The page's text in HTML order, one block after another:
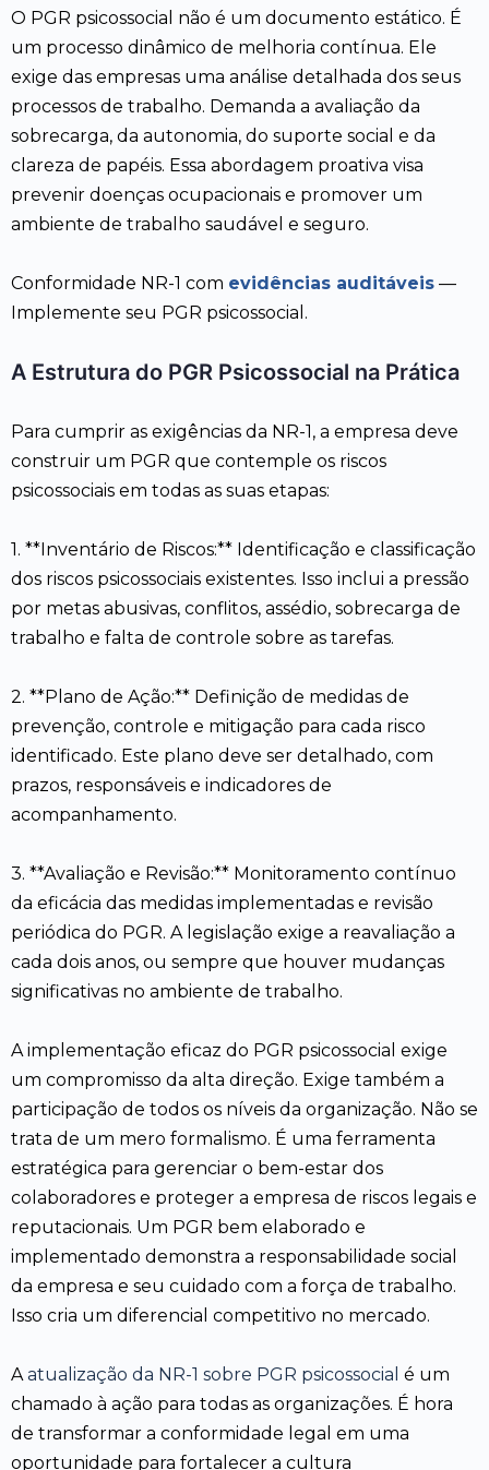
O PGR psicossocial não é um documento estático. É
um processo dinâmico de melhoria contínua. Ele
exige das empresas uma análise detalhada dos seus
processos de trabalho. Demanda a avaliação da
sobrecarga, da autonomia, do suporte social e da
clareza de papéis. Essa abordagem proativa visa
prevenir doenças ocupacionais e promover um
ambiente de trabalho saudável e seguro.
Conformidade NR-1 com evidências auditáveis —
Implemente seu PGR psicossocial.
A Estrutura do PGR Psicossocial na Prática
Para cumprir as exigências da NR-1, a empresa deve
construir um PGR que contemple os riscos
psicossociais em todas as suas etapas:
1. **Inventário de Riscos:** Identificação e classificação
dos riscos psicossociais existentes. Isso inclui a pressão
por metas abusivas, conflitos, assédio, sobrecarga de
trabalho e falta de controle sobre as tarefas.
2. **Plano de Ação:** Definição de medidas de
prevenção, controle e mitigação para cada risco
identificado. Este plano deve ser detalhado, com
prazos, responsáveis e indicadores de
acompanhamento.
3. **Avaliação e Revisão:** Monitoramento contínuo
da eficácia das medidas implementadas e revisão
periódica do PGR. A legislação exige a reavaliação a
cada dois anos, ou sempre que houver mudanças
significativas no ambiente de trabalho.
A implementação eficaz do PGR psicossocial exige
um compromisso da alta direção. Exige também a
participação de todos os níveis da organização. Não se
trata de um mero formalismo. É uma ferramenta
estratégica para gerenciar o bem-estar dos
colaboradores e proteger a empresa de riscos legais e
reputacionais. Um PGR bem elaborado e
implementado demonstra a responsabilidade social
da empresa e seu cuidado com a força de trabalho.
Isso cria um diferencial competitivo no mercado.
Aatualização da NR-1 sobre PGR psicossocial é um
chamado à ação para todas as organizações. É hora
de transformar a conformidade legal em uma
oportunidade para fortalecer a cultura